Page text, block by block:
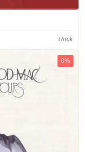
Rock
0%